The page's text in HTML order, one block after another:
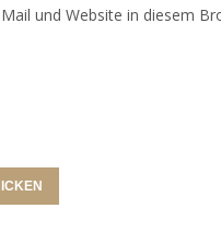
und Website in diesem